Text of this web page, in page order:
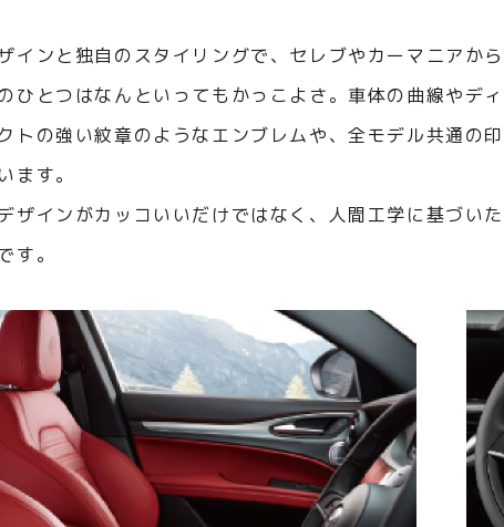
インと独自のスタイリングで、セレブやカーマニアか
ひとつはなんといってもかっこよさ。車体の曲線やデ
トの強い紋章のようなエンブレムや、全モデル共通の
ます。
ザインがカッコいいだけではなく、人間工学に基づい
す。